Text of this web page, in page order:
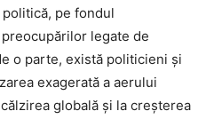
pe fondul
legate de
o parte, există politicieni și
exagerată a aerului
globală și la creșterea